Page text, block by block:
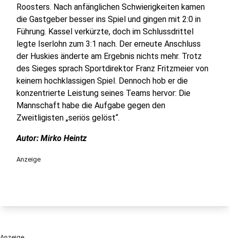
Roosters. Nach anfänglichen Schwierigkeiten kamen
die Gastgeber besser ins Spiel und gingen mit 2:0 in
Führung. Kassel verkürzte, doch im Schlussdrittel
legte Iserlohn zum 3:1 nach. Der erneute Anschluss
der Huskies änderte am Ergebnis nichts mehr. Trotz
des Sieges sprach Sportdirektor Franz Fritzmeier von
keinem hochklassigen Spiel. Dennoch hob er die
konzentrierte Leistung seines Teams hervor: Die
Mannschaft habe die Aufgabe gegen den
Zweitligisten „seriös gelöst“.
Autor: Mirko Heintz
Anzeige